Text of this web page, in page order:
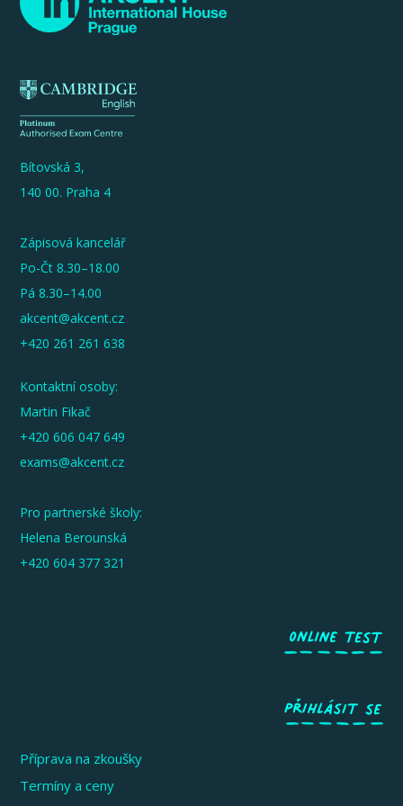
Bítovská 3,
140 00. Praha 4
Zápisová kancelář
Po-Čt 8.30–18.00
Pá 8.30–14.00
akcent@akcent.cz
+420 261 261 638
Kontaktní osoby:
Martin Fikač
+420 606 047 649
exams@akcent.cz
Pro partnerské školy:
Helena Berounská
+420 604 377 321
Příprava na zkoušky
Termíny a ceny